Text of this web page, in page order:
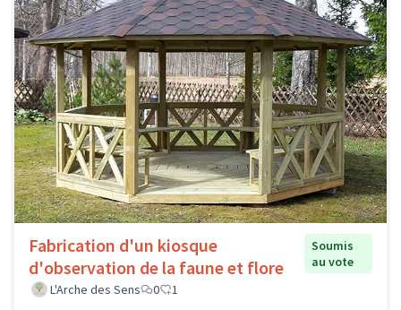
Fabrication d'un kiosque
d'observation de la faune et flore
Soumis
au vote
L'Arche des Sens
0 1